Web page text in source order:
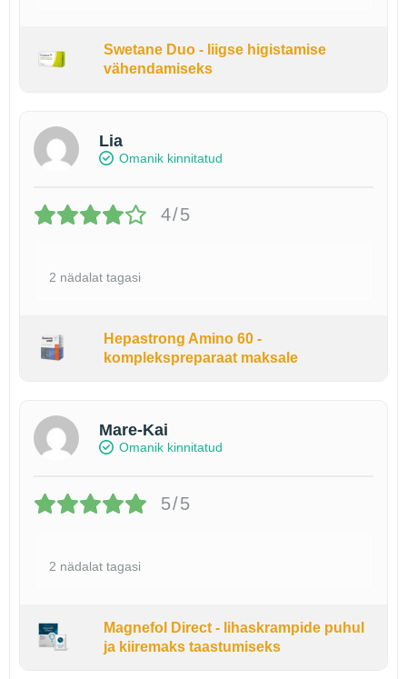
Swetane Duo - liigse higistamise
vähendamiseks
Lia
Omanik kinnitatud
4/5
2 nädalat tagasi
Hepastrong Amino 60 -
komplekspreparaat maksale
Mare-Kai
Omanik kinnitatud
5/5
2 nädalat tagasi
Magnefol Direct - lihaskrampide puhul
ja kiiremaks taastumiseks